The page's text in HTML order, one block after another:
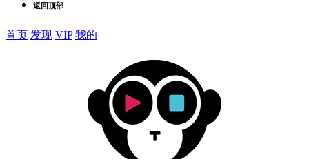
返回顶部
首页 发现 VIP 我的